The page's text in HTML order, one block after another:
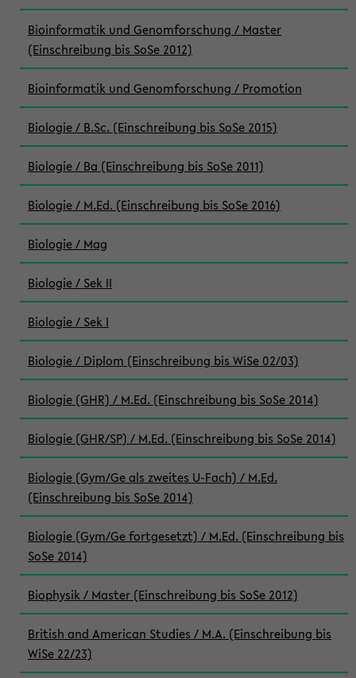
Bioinformatik und Genomforschung / Master
(Einschreibung bis SoSe 2012)
Bioinformatik und Genomforschung / Promotion
Biologie / B.Sc. (Einschreibung bis SoSe 2015)
Biologie / Ba (Einschreibung bis SoSe 2011)
Biologie / M.Ed. (Einschreibung bis SoSe 2016)
Biologie / Mag
Biologie / Sek II
Biologie / Sek I
Biologie / Diplom (Einschreibung bis WiSe 02/03)
Biologie (GHR) / M.Ed. (Einschreibung bis SoSe 2014)
Biologie (GHR/SP) / M.Ed. (Einschreibung bis SoSe 2014)
Biologie (Gym/Ge als zweites U-Fach) / M.Ed.
(Einschreibung bis SoSe 2014)
Biologie (Gym/Ge fortgesetzt) / M.Ed. (Einschreibung bis
SoSe 2014)
Biophysik / Master (Einschreibung bis SoSe 2012)
British and American Studies / M.A. (Einschreibung bis
WiSe 22/23)